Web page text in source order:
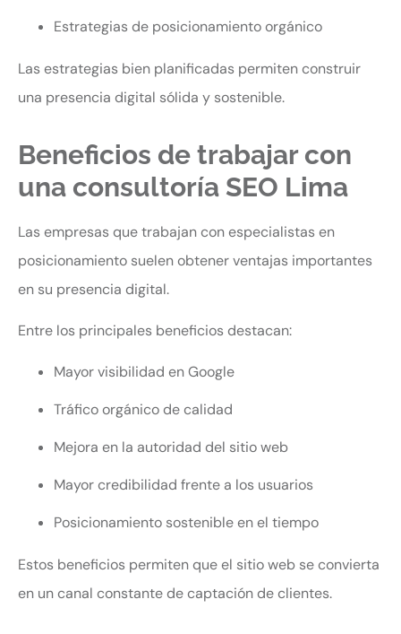
Estrategias de posicionamiento orgánico
Las estrategias bien planificadas permiten construir
una presencia digital sólida y sostenible.
Beneficios de trabajar con
una consultoría SEO Lima
Las empresas que trabajan con especialistas en
posicionamiento suelen obtener ventajas importantes
en su presencia digital.
Entre los principales beneficios destacan:
Mayor visibilidad en Google
Tráfico orgánico de calidad
Mejora en la autoridad del sitio web
Mayor credibilidad frente a los usuarios
Posicionamiento sostenible en el tiempo
Estos beneficios permiten que el sitio web se convierta
en un canal constante de captación de clientes.